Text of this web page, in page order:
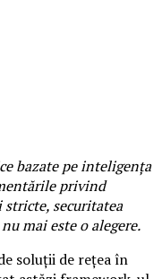
bazate pe inteligența
privind
securitatea
mai este o alegere.
soluții de rețea în